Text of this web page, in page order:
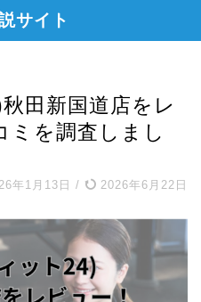
サイト
田新国道店をレ
ミを調査しまし
年1月13日 / 2026年6月22日